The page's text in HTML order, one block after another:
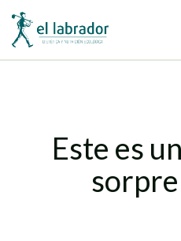
Este es